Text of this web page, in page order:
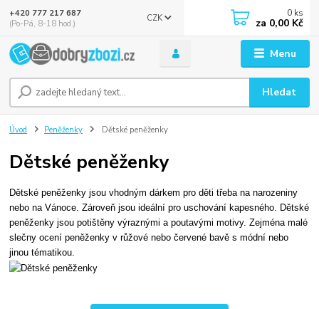
Menu
CZK
Hledat
+420 777 217 687
(Po-Pá, 8-18 hod.)
0 ks
za 0,00 Kč
Úvod Peněženky Dětské peněženky
Dětské peněženky
Dětské peněženky jsou vhodným dárkem pro děti třeba na narozeniny
nebo na Vánoce. Zároveň jsou ideální pro uschování kapesného. Dětské
peněženky jsou potištěny výraznými a poutavými motivy. Zejména malé
slečny ocení peněženky v růžové nebo červené bavě s módní nebo
jinou tématikou.